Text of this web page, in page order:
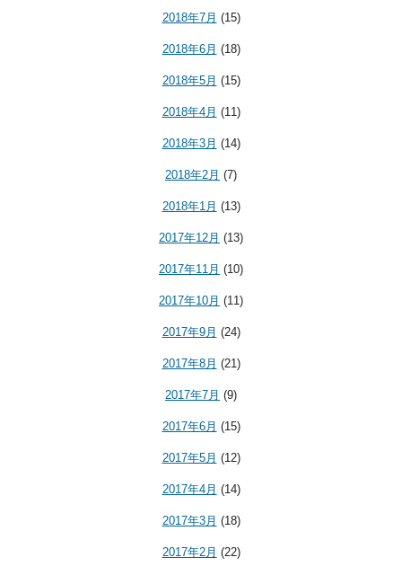
2018年7月 (15)
2018年6月 (18)
2018年5月 (15)
2018年4月 (11)
2018年3月 (14)
2018年2月 (7)
2018年1月 (13)
2017年12月 (13)
2017年11月 (10)
2017年10月 (11)
2017年9月 (24)
2017年8月 (21)
2017年7月 (9)
2017年6月 (15)
2017年5月 (12)
2017年4月 (14)
2017年3月 (18)
2017年2月 (22)